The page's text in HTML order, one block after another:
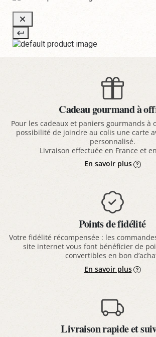
Cadeau gourmand à
Pour les cadeaux et paniers gourmands à
possibilité de joindre au colis une carte
personnalisé.
Livraison effectuée en France et
En savoir plus
Points de fidélité
Votre fidélité récompensée : les
site internet vous font bénéficier de
convertibles en bon
En savoir plus
Livraison rapide et